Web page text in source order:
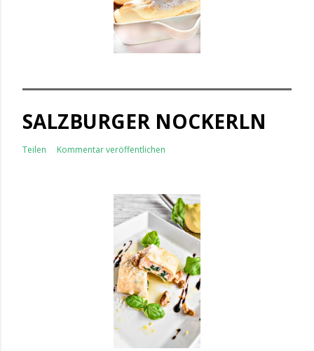
SALZBURGER NOCKERLN
Teilen Kommentar veröffentlichen